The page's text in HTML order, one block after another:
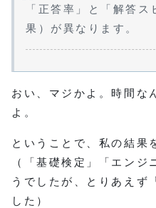
「正答率」と「解答
果）が異なります。
おい、マジかよ。時間な
よ。
ということで、私の結果
（「基礎検定」「エン
うでしたが、とりあえず
した）